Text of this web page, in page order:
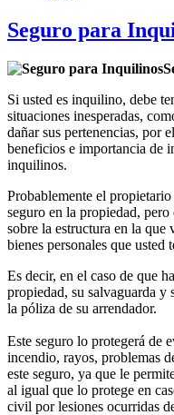
Seguro para
Si usted es inquilino, debe
situaciones inesperadas,
dañar sus pertenencias, por
beneficios e importancia de
inquilinos.
Probablemente el
seguro en la propiedad,
sobre la estructura en la que
bienes personales que usted
Es decir, en el caso de que
propiedad, su salvaguarda y
la póliza de su arrendador.
Este seguro lo protegerá de
incendio, rayos, problemas
este seguro, ya que le
al igual que lo protege en
civil por lesiones ocurridas